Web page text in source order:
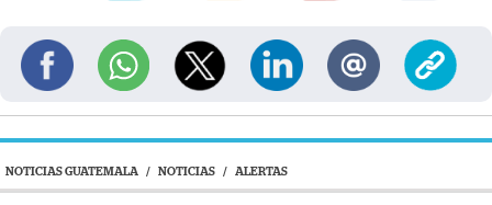
NOTICIAS GUATEMALA / NOTICIAS / ALERTAS